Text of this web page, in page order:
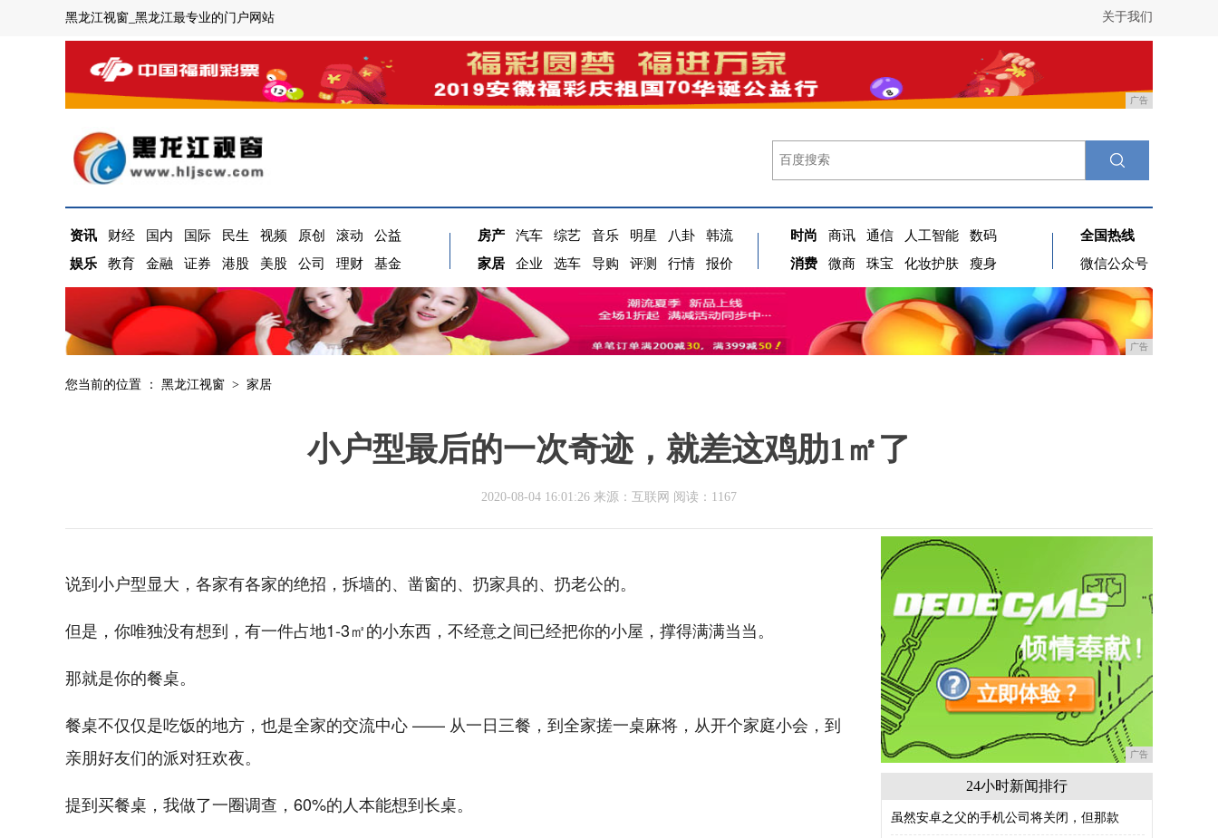
关于我们
黑龙江视窗_黑龙江最专业的门户网站
广告
资讯 财经 国内 国际 民生 视频 原创 滚动
公益
娱乐
教育 金融 证券 港股 美股 公司 理财 基金
房产 汽车 综艺 音乐 明星 八卦
韩流
家居
企业 选车 导购 评测 行情 报价
时尚 商讯 通信 人工智能
数码
消费
微商 珠宝 化妆护肤 瘦身
全国热线
微信公众号
广告
您当前的位置 ： 黑龙江视窗 > 家居
小户型最后的一次奇迹，就差这鸡肋1㎡了
2020-08-04 16:01:26 来源：互联网 阅读：1167
说到小户型显大，各家有各家的绝招，拆墙的、凿窗的、扔家具的、扔老公的。
但是，你唯独没有想到，有一件占地1-3㎡的小东西，不经意之间已经把你的小屋，撑得满满当当。
那就是你的餐桌。
餐桌不仅仅是吃饭的地方，也是全家的交流中心 —— 从一日三餐，到全家搓一桌麻将，从开个家庭小会，到
亲朋好友们的派对狂欢夜。
提到买餐桌，我做了一圈调查，60%的人本能想到长桌。
广告
24小时新闻排行
虽然安卓之父的手机公司将关闭，但那款